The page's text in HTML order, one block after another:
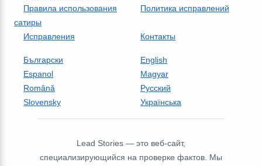
Правила использования
сатиры
Политика исправлений
Исправления Контакты
Български
English
Espanol
Magyar
Română
Русский
Slovensky
Українська
Lead Stories — это веб-сайт,
специализирующийся на проверке фактов. Мы